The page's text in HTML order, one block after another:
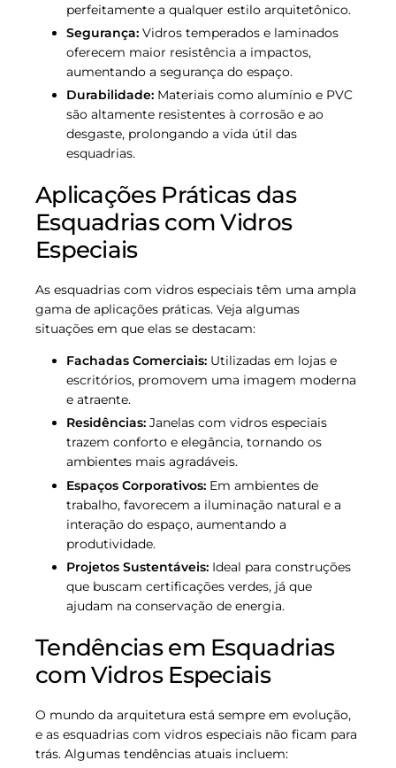
perfeitamente a qualquer estilo arquitetônico.
Segurança: Vidros temperados e laminados
oferecem maior resistência a impactos,
aumentando a segurança do espaço.
Durabilidade: Materiais como alumínio e PVC
são altamente resistentes à corrosão e ao
desgaste, prolongando a vida útil das
esquadrias.
Aplicações Práticas das
Esquadrias com Vidros
Especiais
As esquadrias com vidros especiais têm uma ampla
gama de aplicações práticas. Veja algumas
situações em que elas se destacam:
Fachadas Comerciais: Utilizadas em lojas e
escritórios, promovem uma imagem moderna
e atraente.
Residências: Janelas com vidros especiais
trazem conforto e elegância, tornando os
ambientes mais agradáveis.
Espaços Corporativos: Em ambientes de
trabalho, favorecem a iluminação natural e a
interação do espaço, aumentando a
produtividade.
Projetos Sustentáveis: Ideal para construções
que buscam certificações verdes, já que
ajudam na conservação de energia.
Tendências em Esquadrias
com Vidros Especiais
O mundo da arquitetura está sempre em evolução,
e as esquadrias com vidros especiais não ficam para
trás. Algumas tendências atuais incluem: